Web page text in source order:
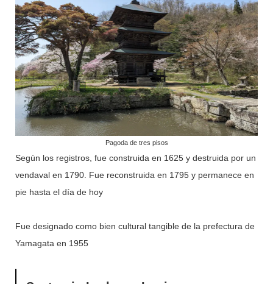
Pagoda de tres pisos
Según los registros, fue construida en 1625 y destruida por un
vendaval en 1790. Fue reconstruida en 1795 y permanece en
pie hasta el día de hoy
Fue designado como bien cultural tangible de la prefectura de
Yamagata en 1955